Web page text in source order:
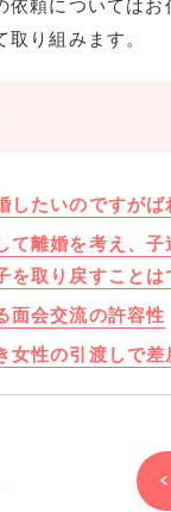
依頼については
り組みます。
したいのですが
て離婚を考え、
を取り戻すことは
面会交流の許容性
女性の引渡しで